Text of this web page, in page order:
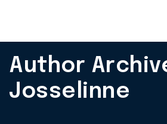
Author
Josselinne